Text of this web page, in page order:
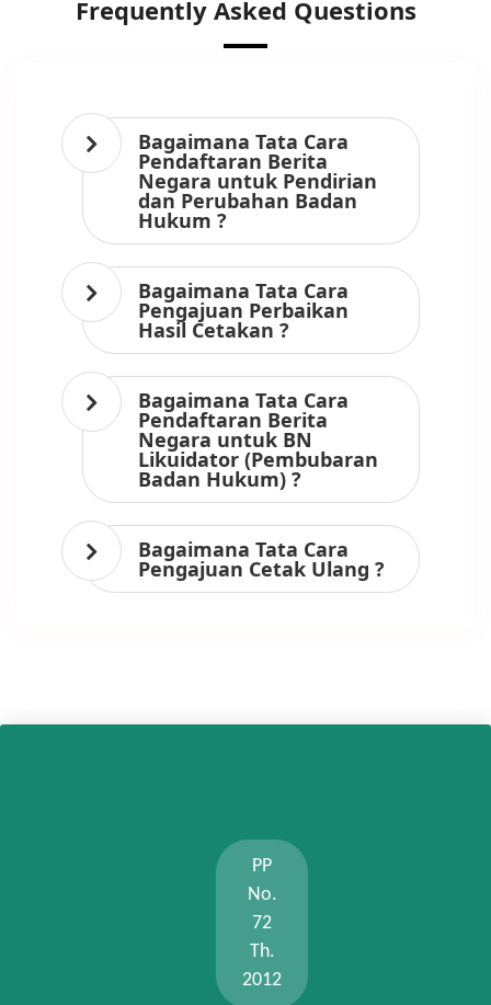
Frequently Asked Questions
Bagaimana Tata Cara
Pendaftaran Berita
Negara untuk Pendirian
dan Perubahan Badan
Hukum ?
Bagaimana Tata Cara
Pengajuan Perbaikan
Hasil Cetakan ?
Bagaimana Tata Cara
Pendaftaran Berita
Negara untuk BN
Likuidator (Pembubaran
Badan Hukum) ?
Bagaimana Tata Cara
Pengajuan Cetak Ulang ?
PP
No.
72
Th.
2012